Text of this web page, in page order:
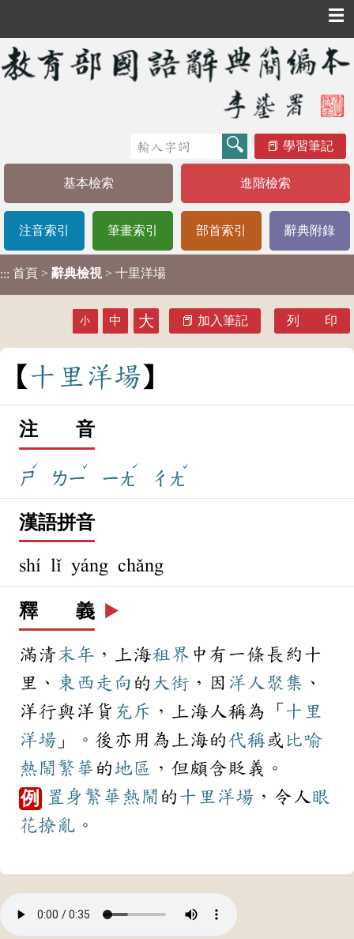
☰
學習筆記
基本檢索 進階檢索
注音索引 筆畫索引 部首索引 辭典附錄
::: 首頁 > 辭典檢視 > 十里洋場
小 中 大 加入筆記 列 印
十 里 洋場
注 音
ㄕ
ˊ
ㄌㄧ
ˇ
ㄧㄤ
ˊ
ㄔㄤ
ˇ
漢語拼音
shí lǐ yáng chǎng
釋 義 ▶️
滿清末年 ，上海租界 中有一條長約十
里、 東西 走向 的 大街 ，因 洋人 聚集 、
洋行與洋貨 充斥 ，上海人稱為「 十里
洋場 」。後亦用為上海的代稱或 比喻
熱鬧 繁華 的地區 ，但頗含貶義。
例 置身 繁華熱鬧 的 十里洋場 ，令人眼
花撩亂 。